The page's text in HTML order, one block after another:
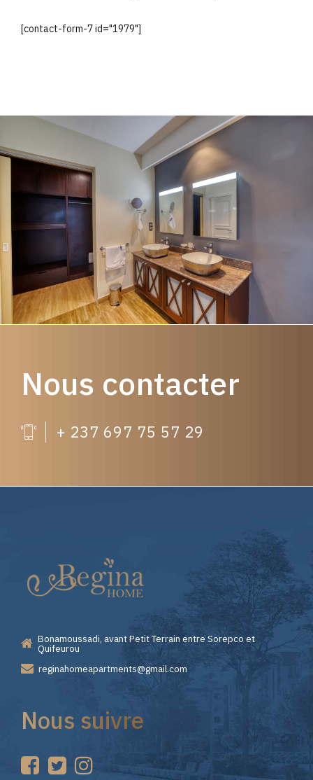
[contact-form-7 id="1979"]
Nous contacter
+ 237 697 75 57 29
Casino
—
Premiers
Pas
sur
Bonamoussadi, avant Petit Terrain entre Sorepco et
Quifeurou
reginahomeapartments@gmail.com
Nous suivre